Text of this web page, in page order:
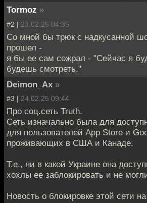
Tormoz »
#2 | 23.02.25 04:35
Со мной бы трюк с надкусанной
прошел -
я бы ее сам сожрал - "Сейчас я
будешь смотреть."
Deimon_Ax »
#3 | 24.02.25 09:44
Про соц.сеть Truth.
Сеть изначально была для
для пользователей App Store и
проживающих в США и Канаде.
Т.е., ни в какой Украине она
хохлы ее заблокировать и не
Новость о блокировке этой сети